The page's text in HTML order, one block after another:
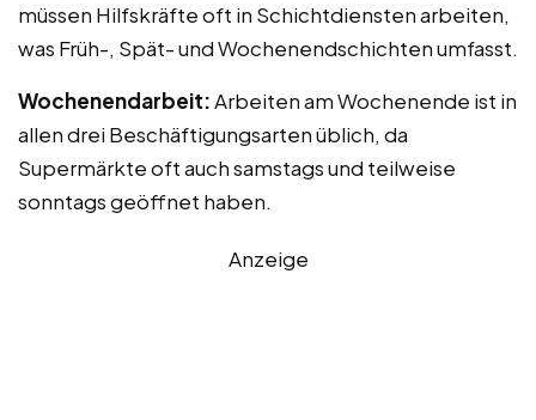
müssen Hilfskräfte oft in Schichtdiensten arbeiten,
was Früh-, Spät- und Wochenendschichten umfasst.
Wochenendarbeit:Arbeiten am Wochenende ist in
allen drei Beschäftigungsarten üblich, da
Supermärkte oft auch samstags und teilweise
sonntags geöffnet haben.
Anzeige